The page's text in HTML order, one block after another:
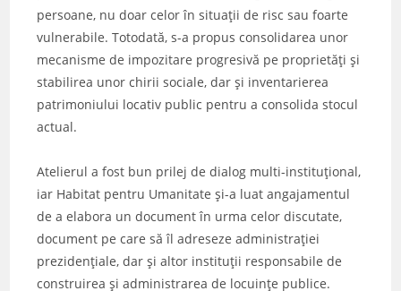
persoane, nu doar celor în situații de risc sau foarte
vulnerabile. Totodată, s-a propus consolidarea unor
mecanisme de impozitare progresivă pe proprietăți și
stabilirea unor chirii sociale, dar și inventarierea
patrimoniului locativ public pentru a consolida stocul
actual.
Atelierul a fost bun prilej de dialog multi-instituțional,
iar Habitat pentru Umanitate și-a luat angajamentul
de a elabora un document în urma celor discutate,
document pe care să îl adreseze administrației
prezidențiale, dar și altor instituții responsabile de
construirea și administrarea de locuințe publice.